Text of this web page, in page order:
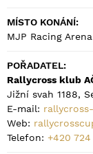
MÍSTO KONÁNÍ:
MJP Racing
POŘADATEL:
Rallycross klub
Jižní svah 1188,
E-mail:
Web:
Telefon: +420 724